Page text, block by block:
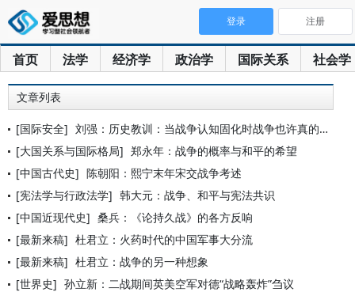
首页 法学 经济学 政治学 国际关系 社会学
登录 注册
文章列表
[国际安全] 刘强：历史教训：当战争认知固化时战争也许真的就不远了
[大国关系与国际格局] 郑永年：战争的概率与和平的希望
[中国古代史] 陈朝阳：熙宁末年宋交战争考述
[宪法学与行政法学] 韩大元：战争、和平与宪法共识
[中国近现代史] 桑兵：《论持久战》的各方反响
[最新来稿] 杜君立：火药时代的中国军事大分流
[最新来稿] 杜君立：战争的另一种想象
[世界史] 孙立新：二战期间英美空军对德“战略轰炸”刍议